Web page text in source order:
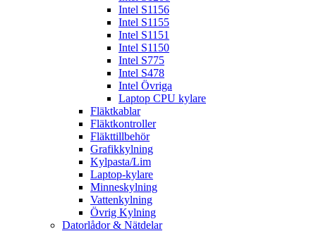
Intel S1156
Intel S1155
Intel S1151
Intel S1150
Intel S775
Intel S478
Intel Övriga
Laptop CPU kylare
Fläktkablar
Fläktkontroller
Fläkttillbehör
Grafikkylning
Kylpasta/Lim
Laptop-kylare
Minneskylning
Vattenkylning
Övrig Kylning
Datorlådor & Nätdelar